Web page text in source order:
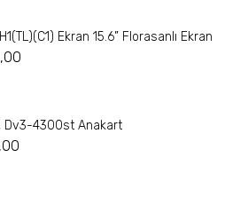
Ekran 15.6” Florasanlı Ekran
Dv3-4300st Anakart